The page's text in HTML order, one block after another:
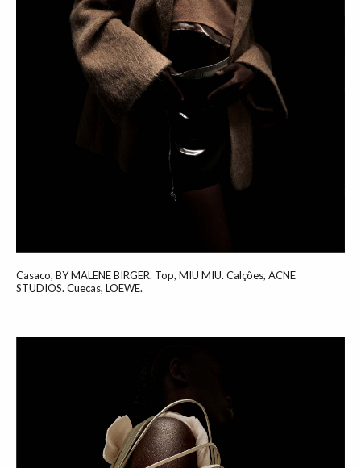
Casaco, BY MALENE BIRGER. Top, MIU MIU. Calções, ACNE
STUDIOS. Cuecas, LOEWE.